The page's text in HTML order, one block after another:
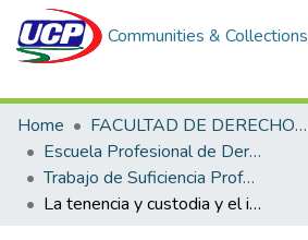
Communities & Collections
Home
FACULTAD DE DERECHO Y CIENCIAS POLÍTICAS
Escuela Profesional de Derecho
Trabajo de Suficiencia Profesional
La tenencia y custodia y el interés superior del niño” casación n° 5677-2018. Ancash